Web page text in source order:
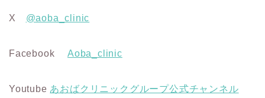
X @aoba_clinic
Facebook Aoba_clinic
Youtube あおばクリニックグループ公式チャンネル